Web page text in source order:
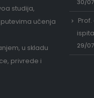
studija,
učenja
u skladu
privrede i
30/
ispita
29/